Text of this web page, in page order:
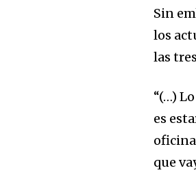
Sin
los
las
“(…)
es
que